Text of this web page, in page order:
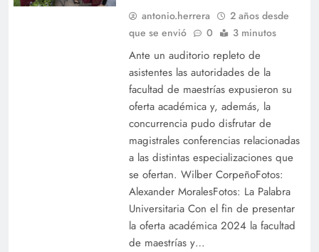
antonio.herrera
2 años desde
que se envió
0 3 minutos
Ante un auditorio repleto de
asistentes las autoridades de la
facultad de maestrías expusieron su
oferta académica y, además, la
concurrencia pudo disfrutar de
magistrales conferencias relacionadas
a las distintas especializaciones que
se ofertan. Wilber CorpeñoFotos:
Alexander MoralesFotos: La Palabra
Universitaria Con el fin de presentar
la oferta académica 2024 la facultad
de maestrías y…